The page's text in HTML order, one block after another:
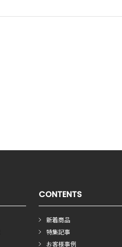
CONTENTS
新着商品
特集記事
お客様事例